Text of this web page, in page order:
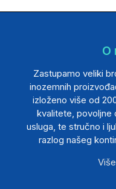
O
Zastupamo veliki
inozemnih
izloženo više od
kvalitete, povoljne
usluga, te stručno i
razlog našeg